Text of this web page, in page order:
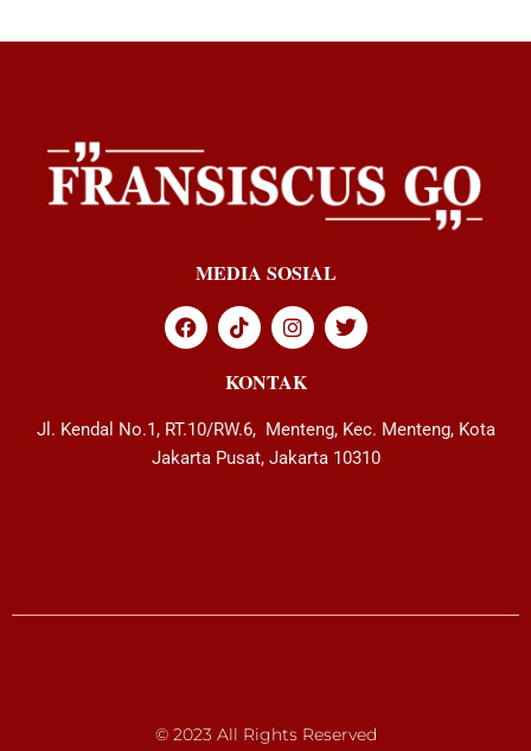
MEDIA SOSIAL
KONTAK
Jl. Kendal No.1, RT.10/RW.6, Menteng, Kec. Menteng, Kota
Jakarta Pusat, Jakarta 10310
© 2023 All Rights Reserved